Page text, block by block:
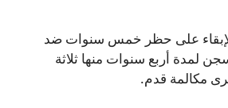
على حظر خمس سنوات ضد
لمدة أربع سنوات منها ثلاثة
مكالمة قدم.